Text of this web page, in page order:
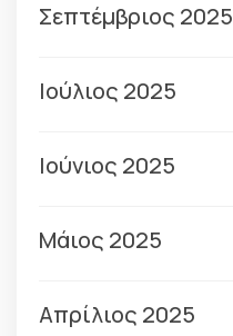
Σεπτέμβριος 2025
Ιούλιος 2025
Ιούνιος 2025
Μάιος 2025
Απρίλιος 2025